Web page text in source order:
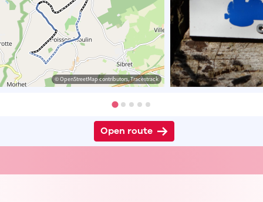
© OpenStreetMap contributors, Tracestrack
Open route